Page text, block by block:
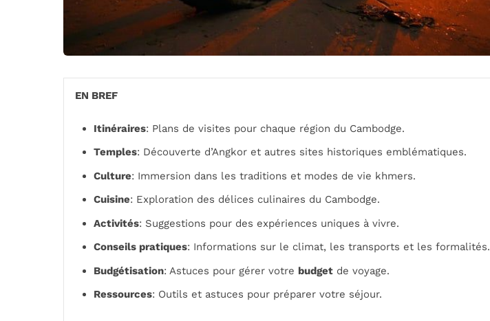
EN BREF
Itinéraires: Plans de visites pour chaque région du Cambodge.
Temples: Découverte d’Angkor et autres sites historiques emblématiques.
Culture: Immersion dans les traditions et modes de vie khmers.
Cuisine: Exploration des délices culinaires du Cambodge.
Activités: Suggestions pour des expériences uniques à vivre.
Conseils pratiques: Informations sur le climat, les transports et les formalités.
Budgétisation: Astuces pour gérer votre budget de voyage.
Ressources: Outils et astuces pour préparer votre séjour.